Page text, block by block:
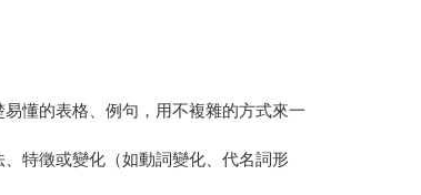
懂的表格、例句，用不複雜的方式來一
特徵或變化（如動詞變化、代名詞形